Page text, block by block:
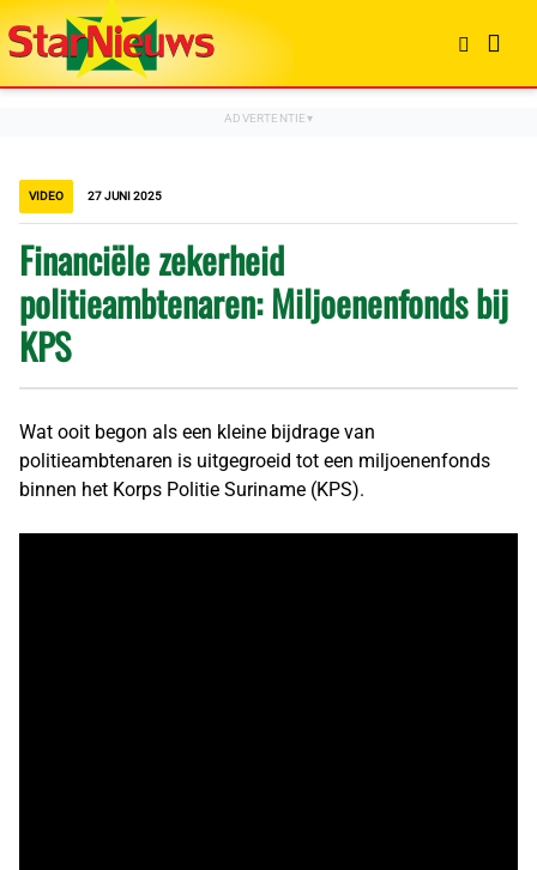
VIDEO 27 JUNI 2025
Financiële zekerheid
politieambtenaren: Miljoenenfonds bij
KPS
Wat ooit begon als een kleine bijdrage van
politieambtenaren is uitgegroeid tot een miljoenenfonds
binnen het Korps Politie Suriname (KPS).